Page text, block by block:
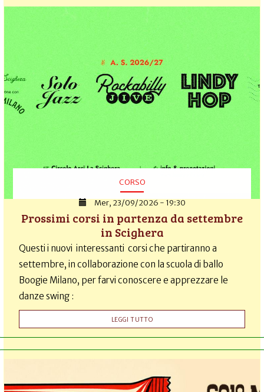
CORSO
Mer, 23/09/2026 - 19:30
Prossimi corsi in partenza da settembre
in Scighera
Questi i nuovi interessanti corsi che partiranno a
settembre, in collaborazione con la scuola di ballo
Boogie Milano, per farvi conoscere e apprezzare le
danze swing :
LEGGI TUTTO